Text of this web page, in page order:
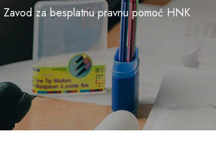
Zavod za besplatnu pravnu pomoć HNK